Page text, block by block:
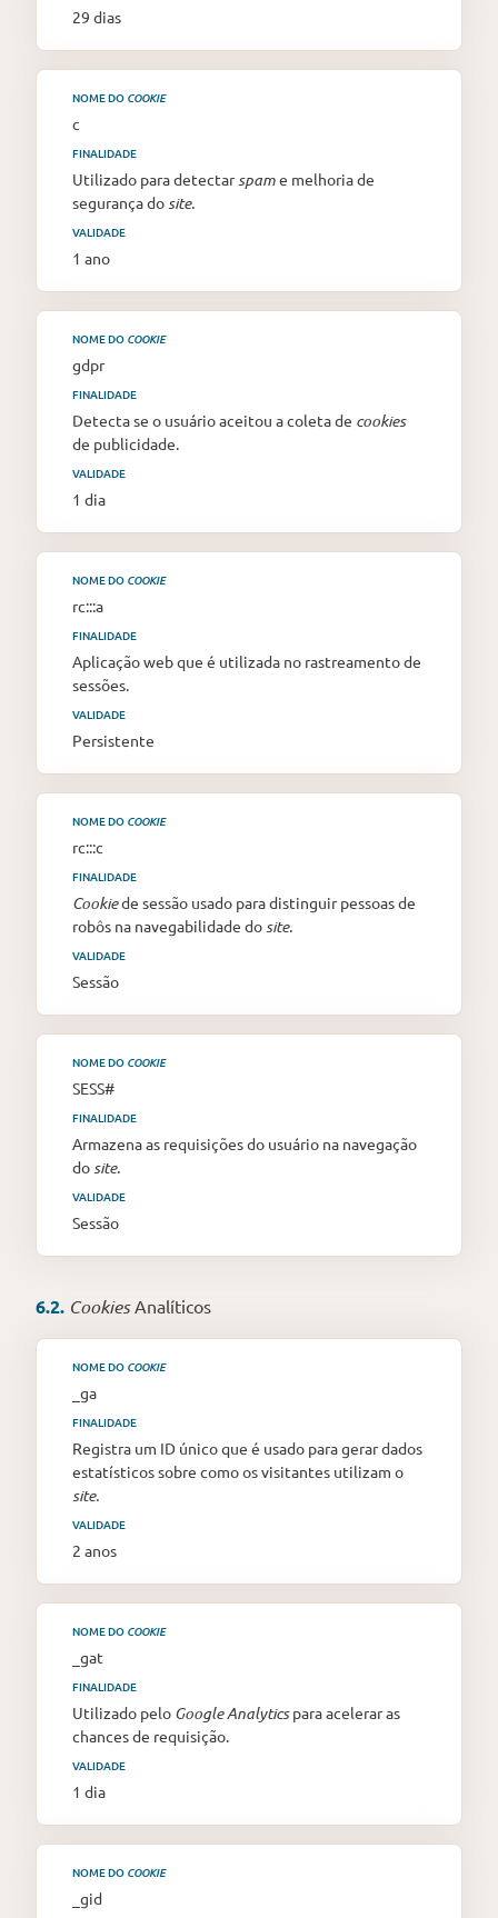
29 dias
NOME DO COOKIE
c
FINALIDADE
Utilizado para detectarspame melhoria de
segurança dosite.
VALIDADE
1 ano
NOME DO COOKIE
gdpr
FINALIDADE
Detecta se o usuário aceitou a coleta de cookies
de publicidade.
VALIDADE
1 dia
NOME DO COOKIE
rc:::a
FINALIDADE
Aplicação web que é utilizada no rastreamento de
sessões.
VALIDADE
Persistente
NOME DO COOKIE
rc:::c
FINALIDADE
Cookiede sessão usado para distinguir pessoas de
robôs na navegabilidade dosite.
VALIDADE
Sessão
NOME DO COOKIE
SESS#
FINALIDADE
Armazena as requisições do usuário na navegação
dosite.
VALIDADE
Sessão
6.2. Cookies Analíticos
NOME DO COOKIE
_ga
FINALIDADE
Registra um ID único que é usado para gerar dados
estatísticos sobre como os visitantes utilizam o
site.
VALIDADE
2 anos
NOME DO COOKIE
_gat
FINALIDADE
Utilizado pelo Google Analyticspara acelerar as
chances de requisição.
VALIDADE
1 dia
NOME DO COOKIE
_gid